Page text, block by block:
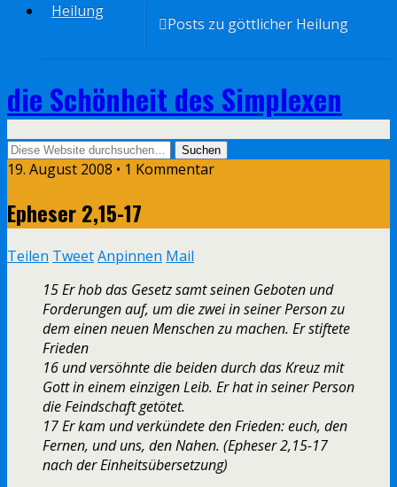
Heilung
Posts zu göttlicher Heilung
die Schönheit des Simplexen
19. August 2008 • 1 Kommentar
Epheser 2,15-17
Teilen TweetAnpinnen Mail
15 Er hob das Gesetz samt seinen Geboten und
Forderungen auf, um die zwei in seiner Person zu
dem einen neuen Menschen zu machen. Er stiftete
Frieden
16 und versöhnte die beiden durch das Kreuz mit
Gott in einem einzigen Leib. Er hat in seiner Person
die Feindschaft getötet.
17 Er kam und verkündete den Frieden: euch, den
Fernen, und uns, den Nahen. (Epheser 2,15-17
nach der Einheitsübersetzung)